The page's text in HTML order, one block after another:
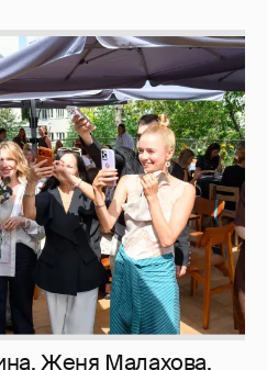
Женя Малахова,
гости
и ритма»:
образы